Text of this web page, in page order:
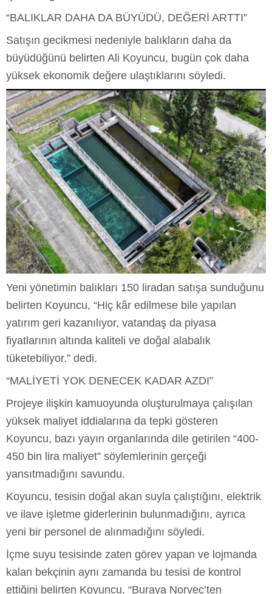
“BALIKLAR DAHA DA BÜYÜDÜ, DEĞERİ ARTTI”
Satışın gecikmesi nedeniyle balıkların daha da
büyüdüğünü belirten Ali Koyuncu, bugün çok daha
yüksek ekonomik değere ulaştıklarını söyledi.
Yeni yönetimin balıkları 150 liradan satışa sunduğunu
belirten Koyuncu, “Hiç kâr edilmese bile yapılan
yatırım geri kazanılıyor, vatandaş da piyasa
fiyatlarının altında kaliteli ve doğal alabalık
tüketebiliyor.” dedi.
“MALİYETİ YOK DENECEK KADAR AZDI”
Projeye ilişkin kamuoyunda oluşturulmaya çalışılan
yüksek maliyet iddialarına da tepki gösteren
Koyuncu, bazı yayın organlarında dile getirilen “400-
450 bin lira maliyet” söylemlerinin gerçeği
yansıtmadığını savundu.
Koyuncu, tesisin doğal akan suyla çalıştığını, elektrik
ve ilave işletme giderlerinin bulunmadığını, ayrıca
yeni bir personel de alınmadığını söyledi.
İçme suyu tesisinde zaten görev yapan ve lojmanda
kalan bekçinin aynı zamanda bu tesisi de kontrol
ettiğini belirten Koyuncu, “Buraya Norveç’ten